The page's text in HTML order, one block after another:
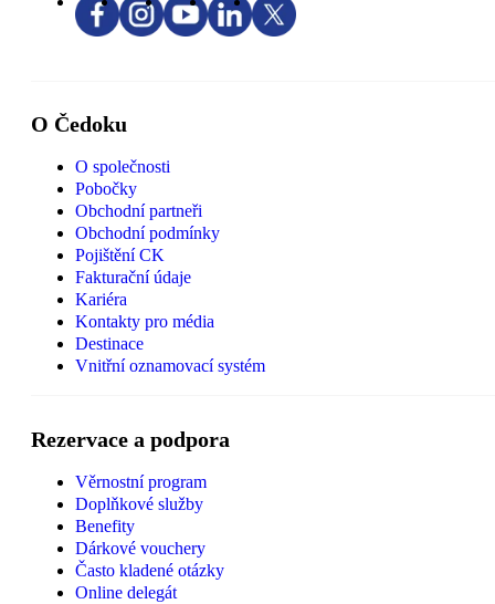
O Čedoku
O společnosti
Pobočky
Obchodní partneři
Obchodní podmínky
Pojištění CK
Fakturační údaje
Kariéra
Kontakty pro média
Destinace
Vnitřní oznamovací systém
Rezervace a podpora
Věrnostní program
Doplňkové služby
Benefity
Dárkové vouchery
Často kladené otázky
Online delegát